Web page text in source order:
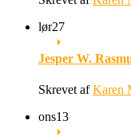
lør27
Jesper W.
Skrevet afKaren
ons13